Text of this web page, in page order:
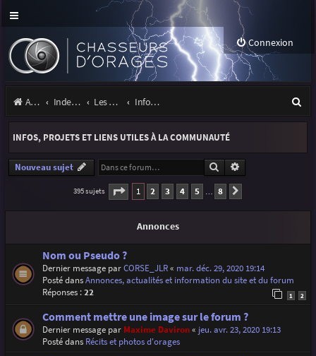
Connexion
Accueil Index du forum Les orages Infos, projets et liens utiles à la communauté
e
r
INFOS, PROJETS ET LIENS UTILES À LA COMMUNAUTÉ
Nouveau sujet Rechercher
395 sujets Page 1sur
1 2 3 4 5 … 8
Annonces
Nom ou Pseudo ?
Dernier message parCORSE_JLR« mar. déc. 29, 2020 19:14
Posté dansAnnonces, actualités et information du site et du forum
Réponses :22 1 2
Comment mettre une image sur le forum ?
Dernier message par Maxime Daviron« jeu. avr. 23, 2020 19:13
Posté dans Récits et photos d'orages